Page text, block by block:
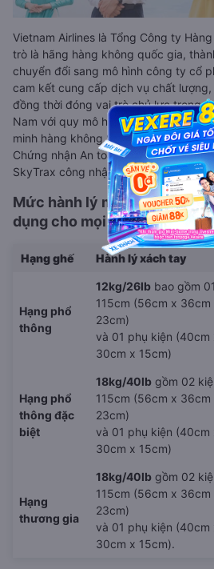
Vietnam Airlines là Tổng Công ty
trò là hãng hàng không quốc gia,
chuyển đổi sang mô hình công ty cổ
cam kết cung cấp dịch vụ chất lượng,
đồng thời đóng vai trò chủ lực trong
Nam với quy mô hoạt động toàn cầu
minh hàng không Skyteam. Vietnam
Chứng nhận An toàn khai thác của
SkyTrax công nhận là hãng hàng
Mức hành lý miễn cước
dụng cho mọi chặng bay
Hạng ghế Hành lý xách tay
Hạng phổ
thông
12kg/26lb bao gồm
115cm (56cm x 36cm
23cm)
và 01 phụ kiện (40cm
30cm x 15cm)
Hạng phổ
thông đặc
biệt
18kg/40lb gồm 02
115cm (56cm x 36cm
23cm)
và 01 phụ kiện (40cm
30cm x 15cm)
Hạng
thương gia
18kg/40lb gồm 02
115cm (56cm x 36cm
23cm)
và 01 phụ kiện (40cm
30cm x 15cm).